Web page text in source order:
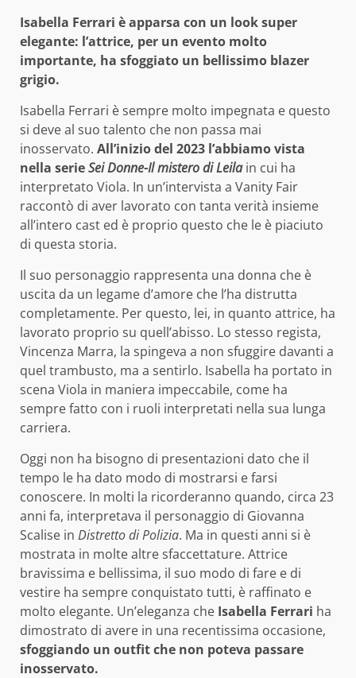
Isabella Ferrari è apparsa con un look super
elegante: l’attrice, per un evento molto
importante, ha sfoggiato un bellissimo blazer
grigio.
Isabella Ferrari è sempre molto impegnata e questo
si deve al suo talento che non passa mai
inosservato. All’inizio del 2023 l’abbiamo vista
nella serieSei Donne-Il mistero di Leilain cui ha
interpretato Viola. In un’intervista a Vanity Fair
raccontò di aver lavorato con tanta verità insieme
all’intero cast ed è proprio questo che le è piaciuto
di questa storia.
Il suo personaggio rappresenta una donna che è
uscita da un legame d’amore che l’ha distrutta
completamente. Per questo, lei, in quanto attrice, ha
lavorato proprio su quell’abisso. Lo stesso regista,
Vincenza Marra, la spingeva a non sfuggire davanti a
quel trambusto, ma a sentirlo. Isabella ha portato in
scena Viola in maniera impeccabile, come ha
sempre fatto con i ruoli interpretati nella sua lunga
carriera.
Oggi non ha bisogno di presentazioni dato che il
tempo le ha dato modo di mostrarsi e farsi
conoscere. In molti la ricorderanno quando, circa 23
anni fa, interpretava il personaggio di Giovanna
Scalise in Distretto di Polizia. Ma in questi anni si è
mostrata in molte altre sfaccettature. Attrice
bravissima e bellissima, il suo modo di fare e di
vestire ha sempre conquistato tutti, è raffinato e
molto elegante. Un’eleganza che Isabella Ferrari ha
dimostrato di avere in una recentissima occasione,
sfoggiando un outfit che non poteva passare
inosservato.